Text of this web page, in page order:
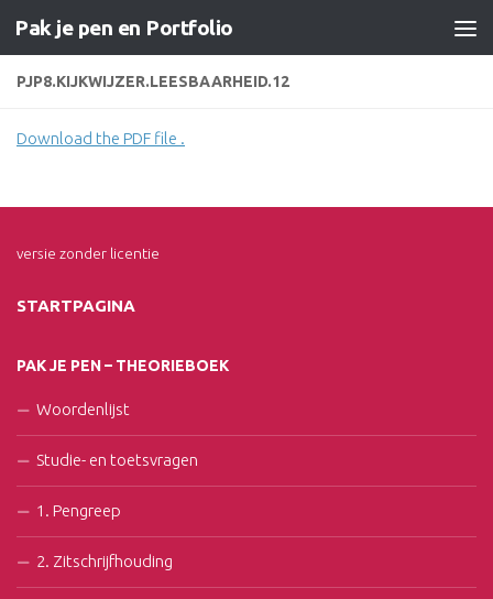
Doorgaan naar inhoud
Pak je pen en Portfolio
PJP8.KIJKWIJZER.LEESBAARHEID.12
Download the PDF file .
versie zonder licentie
STARTPAGINA
PAK JE PEN – THEORIEBOEK
Woordenlijst
Studie- en toetsvragen
1. Pengreep
2. Zitschrijfhouding